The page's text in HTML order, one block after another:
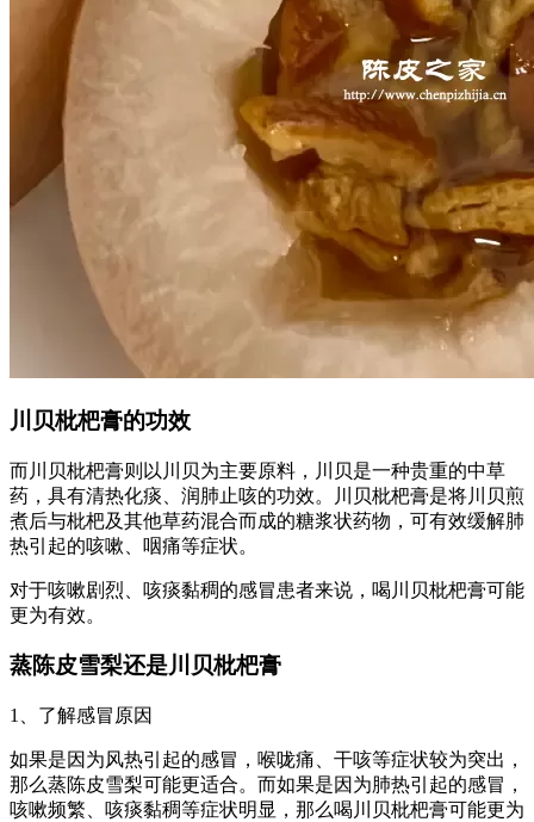
川贝枇杷膏的功效
而川贝枇杷膏则以川贝为主要原料，川贝是一种贵重的中草
药，具有清热化痰、润肺止咳的功效。川贝枇杷膏是将川贝煎
煮后与枇杷及其他草药混合而成的糖浆状药物，可有效缓解肺
热引起的咳嗽、咽痛等症状。
对于咳嗽剧烈、咳痰黏稠的感冒患者来说，喝川贝枇杷膏可能
更为有效。
蒸陈皮雪梨还是川贝枇杷膏
1、了解感冒原因
如果是因为风热引起的感冒，喉咙痛、干咳等症状较为突出，
那么蒸陈皮雪梨可能更适合。而如果是因为肺热引起的感冒，
咳嗽频繁、咳痰黏稠等症状明显，那么喝川贝枇杷膏可能更为